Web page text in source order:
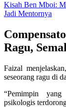
Kisah Ben Mboi:
Jadi Mentornya
Ragu,
Faizal
seseorang ragu di
“Pemimpin
psikologis